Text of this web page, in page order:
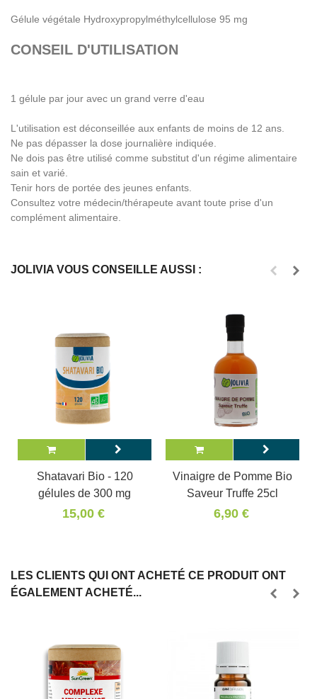
Gélule végétale Hydroxypropylméthylcellulose 95 mg
CONSEIL D'UTILISATION
1 gélule par jour avec un grand verre d'eau
L'utilisation est déconseillée aux enfants de moins de 12 ans.
Ne pas dépasser la dose journalière indiquée.
Ne dois pas être utilisé comme substitut d'un régime alimentaire
sain et varié.
Tenir hors de portée des jeunes enfants.
Consultez votre médecin/thérapeute avant toute prise d'un
complément alimentaire.
JOLIVIA VOUS CONSEILLE AUSSI :
Shatavari Bio - 120
gélules de 300 mg
15,00 €
Vinaigre de Pomme Bio
Saveur Truffe 25cl
6,90 €
LES CLIENTS QUI ONT ACHETÉ CE PRODUIT ONT
ÉGALEMENT ACHETÉ...